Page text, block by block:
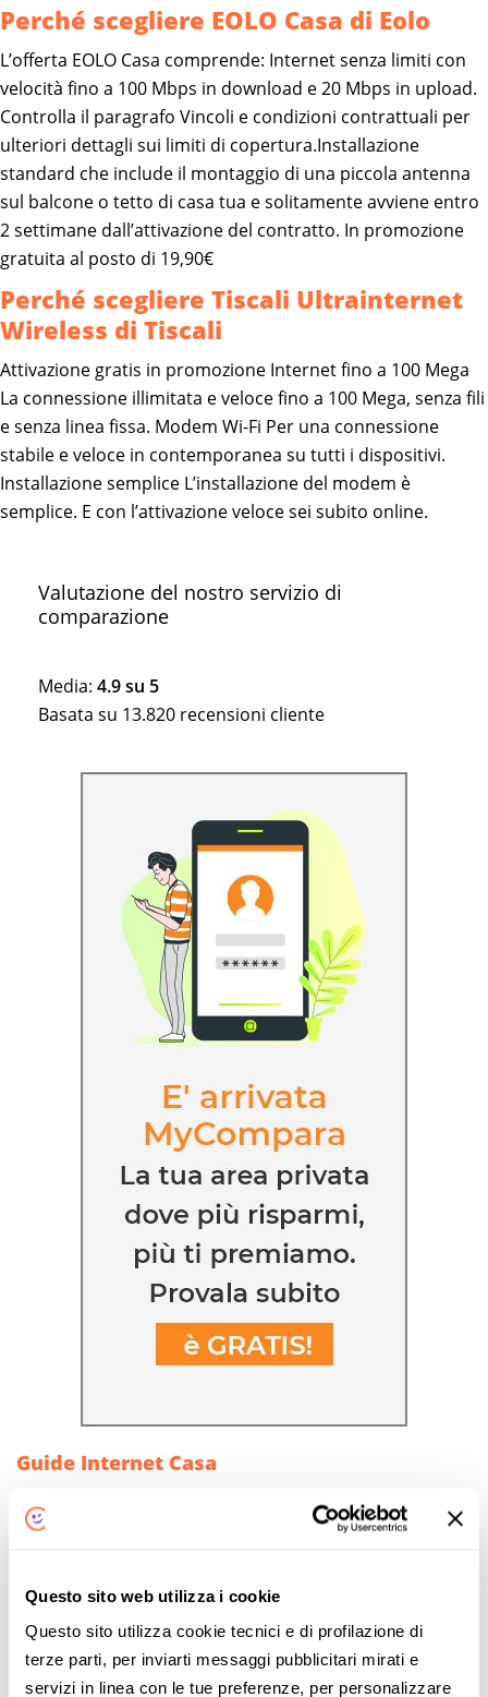
Questo sito web utilizza i cookie
Questo sito utilizza cookie tecnici e di profilazione di
terze parti, per inviarti messaggi pubblicitari mirati e
servizi in linea con le tue preferenze, per personalizzare
Perché scegliere EOLO Casa di Eolo
L’offerta EOLO Casa comprende: Internet senza limiti con
velocità fino a 100 Mbps in download e 20 Mbps in upload.
Controlla il paragrafo Vincoli e condizioni contrattuali per
ulteriori dettagli sui limiti di copertura.​ Installazione
standard che include il montaggio di una piccola antenna
sul balcone o tetto di casa tua e solitamente avviene entro
2 settimane dall’attivazione del contratto. In promozione
gratuita al posto di 19,90€
Perché scegliere Tiscali Ultrainternet
Wireless di Tiscali
Attivazione gratis in promozione Internet fino a 100 Mega
La connessione illimitata e veloce fino a 100 Mega, senza fili
e senza linea fissa. Modem Wi-Fi Per una connessione
stabile e veloce in contemporanea su tutti i dispositivi.
Installazione semplice L’installazione del modem è
semplice. E con l’attivazione veloce sei subito online.
Valutazione del nostro servizio di
comparazione
Media: 4.9su 5
Basata su 13.820 recensioni cliente
Guide Internet Casa
con la tua connessione ADSL o fibra.
LEGGI LA GUIDA
Cambio operatore Internet e Telefono